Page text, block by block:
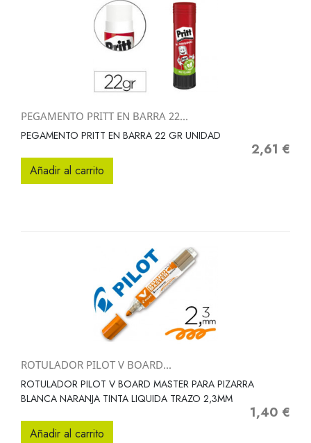
PEGAMENTO PRITT EN BARRA 22...
PEGAMENTO PRITT EN BARRA 22 GR UNIDAD
Precio
2,61 €
Añadir al carrito
ROTULADOR PILOT V BOARD...
ROTULADOR PILOT V BOARD MASTER PARA PIZARRA
BLANCA NARANJA TINTA LIQUIDA TRAZO 2,3MM
Precio
1,40 €
Añadir al carrito